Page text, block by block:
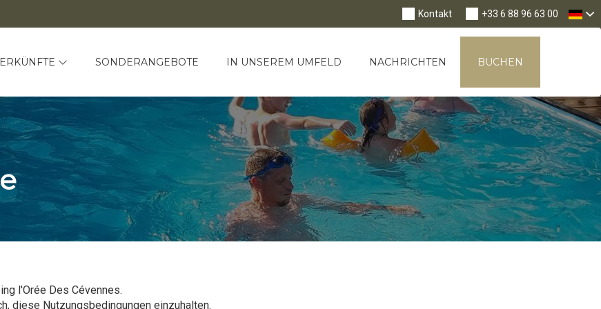
+33 6 88 96 63 00
Kontakt
SONDERANGEBOTE IN UNSEREM UMFELD NACHRICHTEN BUCHEN
l'Orée Des Cévennes.
diese Nutzungsbedingungen einzuhalten.